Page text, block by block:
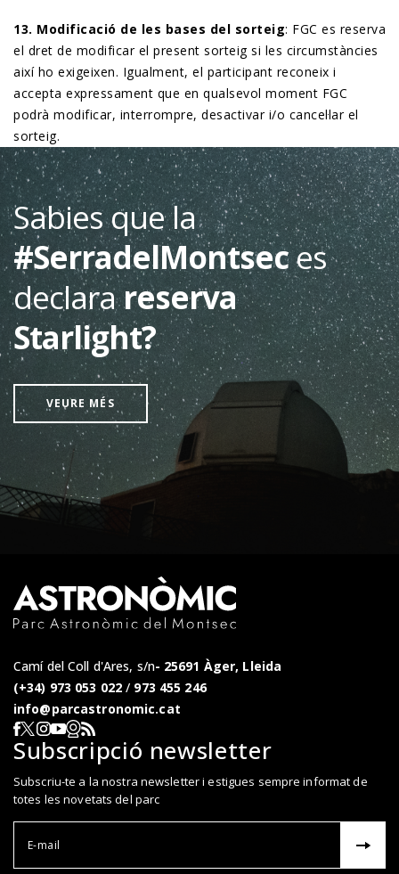
13. Modificació de les bases del sorteig: FGC es reserva
el dret de modificar el present sorteig si les circumstàncies
així ho exigeixen. Igualment, el participant reconeix i
accepta expressament que en qualsevol moment FGC
podrà modificar, interrompre, desactivar i/o cancel·lar el
sorteig.
Sabies que la
#SerradelMontseces
declarareserva
Starlight?
VEURE MÉS
Segueix-nos a Facebook
Segueix-nos a X
Segueix-nos a Instagram
Segueix-nos a YouTube
Webcam en directe
RSS del Parc Astronòmic
Camí del Coll d'Ares, s/n 25691 Àger, Lleida
(+34) 973 053 022 / 973 455 246
info@parcastronomic.cat
Subscripció newsletter
Subscriu-te a la nostra newsletter i estigues sempre informat de
totes les novetats del parc